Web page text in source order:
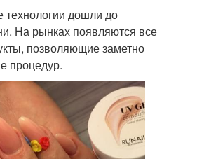
дошли до
На рынках появляются все
позволяющие заметно
процедур.